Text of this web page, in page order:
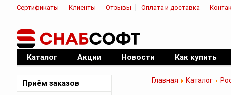
Сертификаты Клиенты Отзывы Оплата и доставка
Официальный дилер ПО
Каталог Акции Новости Как купить
Главная Каталог
Приём заказов